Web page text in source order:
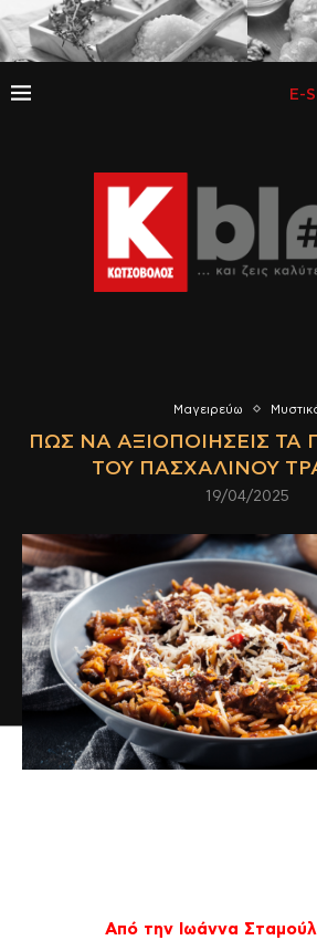
E-
Μαγειρεύω
ΠΩΣ ΝΑ ΑΞΙΟΠΟΙΉΣΕΙΣ ΤΑ
ΤΟΥ ΠΑΣΧΑΛΙΝΟΎ
19/04/2025
Από την Ιωάννα